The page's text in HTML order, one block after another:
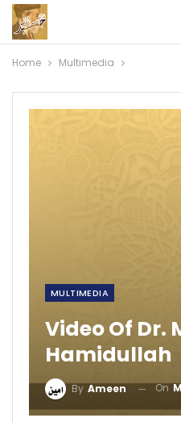
Home Multimedia
MULTIMEDIA
Video Of
Hamidullah
By Ameen On